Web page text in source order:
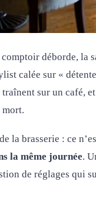
déborde, la
calée sur «
sur un café,
mort.
la brasserie : ce
la même journée.
de réglages qui